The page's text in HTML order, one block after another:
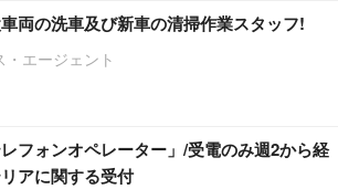
両の洗車及び新車の清掃作業スタッフ!
エージェント
フォンオペレーター」/受電のみ週2から経
アに関する受付